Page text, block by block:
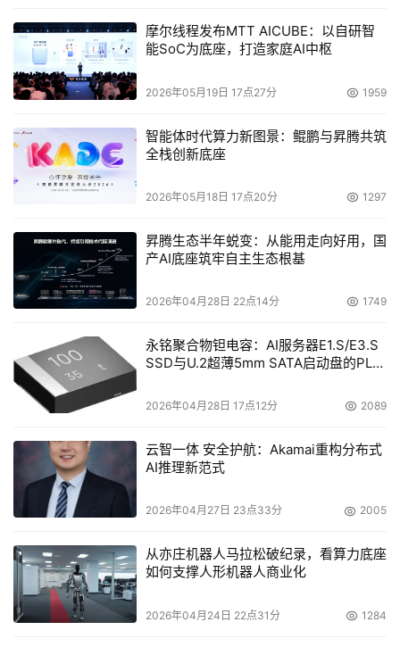
图 小说《三体》中“黑暗森林法则”：坐标泄露导致文明灭亡
符合GxP规范的系统，所有细微的改动都要有记录，这份记
这日志具有法律效应，可追溯，可审计，可追责，一点不开
玩笑。（参见《药品生产质量管理规范》附录一 计算机化
系统，第16条②）
GxP规范对于计算机化系统要求还有很多，在这里不具体展
开了。
医药行业对于构建计算化系统管理是非常严格的，此外医药
过程非常繁琐，周期长度甚至接近系统开发的周期。
按照GAMP 5的相关规定，涉及编程开发实现业务场景的5
类软件（定制软件），具有高度的复杂性风险性，需要独立
的第三方机构提供专业GxP验证。
其他类别的软件，如第1类软件（基本软件）、第3类软件
（不可配置软件）、第4类软件（可配置软件）由于不涉及
然而或许是难以找到特别权威、特别可信的第三方GxP验证
机构，很多知名药企最终都选择放弃定制软件（5类软
件）。
摩尔线程发布MTT AICUBE：以自研智
能SoC为底座，打造家庭AI中枢
2026年05月19日 17点27分 1959
智能体时代算力新图景：鲲鹏与昇腾共筑
全栈创新底座
2026年05月18日 17点20分 1297
昇腾生态半年蜕变：从能用走向好用，国
产AI底座筑牢自主生态根基
2026年04月28日 22点14分 1749
永铭聚合物钽电容：AI服务器E1.S/E3.S
SSD与U.2超薄5mm SATA启动盘的PLP
2026年04月28日 17点12分 2089
云智一体 安全护航：Akamai重构分布式
AI推理新范式
2026年04月27日 23点33分 2005
从亦庄机器人马拉松破纪录，看算力底座
如何支撑人形机器人商业化
2026年04月24日 22点31分 1284